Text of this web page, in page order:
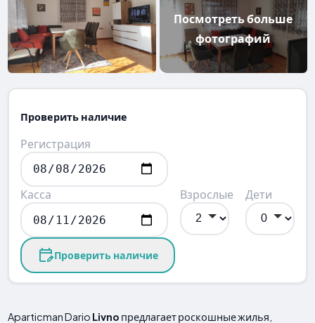
Посмотреть больше
фотографий
Проверить наличие
Регистрация
Касса Взрослые Дети
Проверить наличие
Aparticman Dario Livno предлагает роскошные жилья,